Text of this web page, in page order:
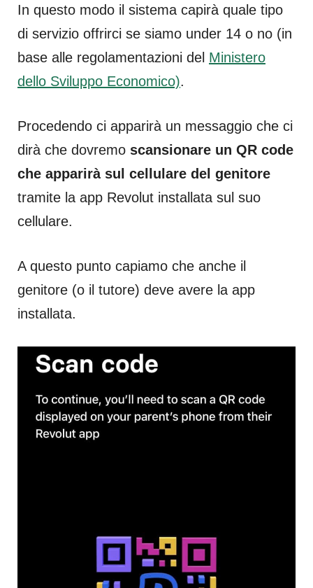
In questo modo il sistema capirà quale tipo
di servizio offrirci se siamo under 14 o no (in
base alle regolamentazioni del Ministero
dello Sviluppo Economico).
Procedendo ci apparirà un messaggio che ci
dirà che dovremo scansionare un QR code
che apparirà sul cellulare del genitore
tramite la app Revolut installata sul suo
cellulare.
A questo punto capiamo che anche il
genitore (o il tutore) deve avere la app
installata.